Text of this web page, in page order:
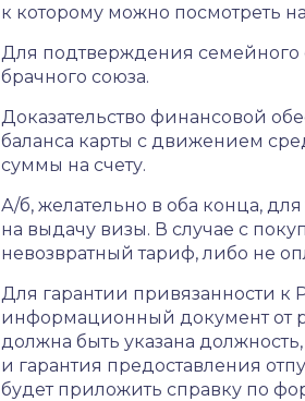
к которому можно посмотреть
Для подтверждения семейного
брачного союза.
Доказательство финансовой
баланса карты с движением
суммы на счету.
А/б, желательно в оба конца,
на выдачу визы. В случае с
невозвратный тариф, либо не
Для гарантии привязанности к
информационный документ от
должна быть указана
и гарантия предоставления
будет приложить справку по